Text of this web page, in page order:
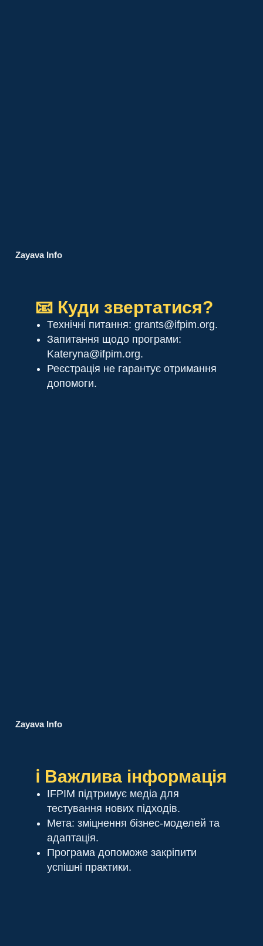
Zayava Info
📧 Куди звертатися?
Технічні питання: grants@ifpim.org.
Запитання щодо програми:
Kateryna@ifpim.org.
Реєстрація не гарантує отримання
допомоги.
Zayava Info
ℹ️ Важлива інформація
IFPIM підтримує медіа для
тестування нових підходів.
Мета: зміцнення бізнес-моделей та
адаптація.
Програма допоможе закріпити
успішні практики.